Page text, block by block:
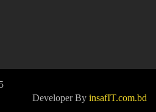
Developer By insafIT.com.bd